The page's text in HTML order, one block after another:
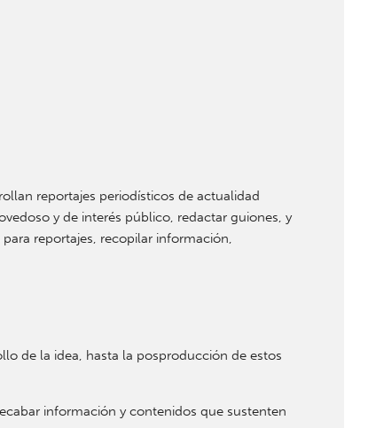
reportajes periodísticos de actualidad
y de interés público, redactar guiones, y
reportajes, recopilar información,
de la idea, hasta la posproducción de estos
información y contenidos que sustenten